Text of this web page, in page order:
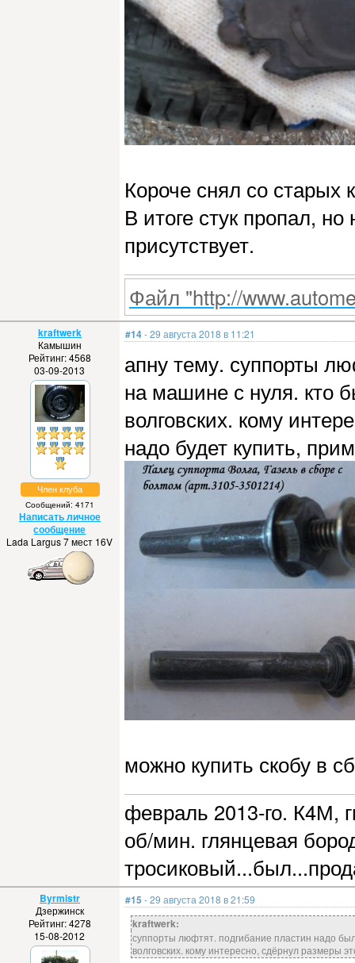
Короче снял со старых
В итоге стук пропал,
присутствует.
Файл "http://
kraftwerk
Камышин
Рейтинг: 4568
03-09-2013
Член клуба
Сообщений: 4171
Написать личное
сообщение
Lada Largus 7 мест 16V
#14- 29 августа 2018 в 11:21
апну тему. суппорты
на машине с нуля. кто
волговских. кому
надо будет купить,
можно купить скобу в
февраль 2013-го. К4М,
об/мин. глянцевая
Byrmistr
Дзержинск
Рейтинг: 4278
15-08-2012
#15 - 29 августа 2018 в 21:59
kraftwerk:
суппорты люфтят. подгибание пластин надо
волговских. кому интересно, сдёрнул размеры